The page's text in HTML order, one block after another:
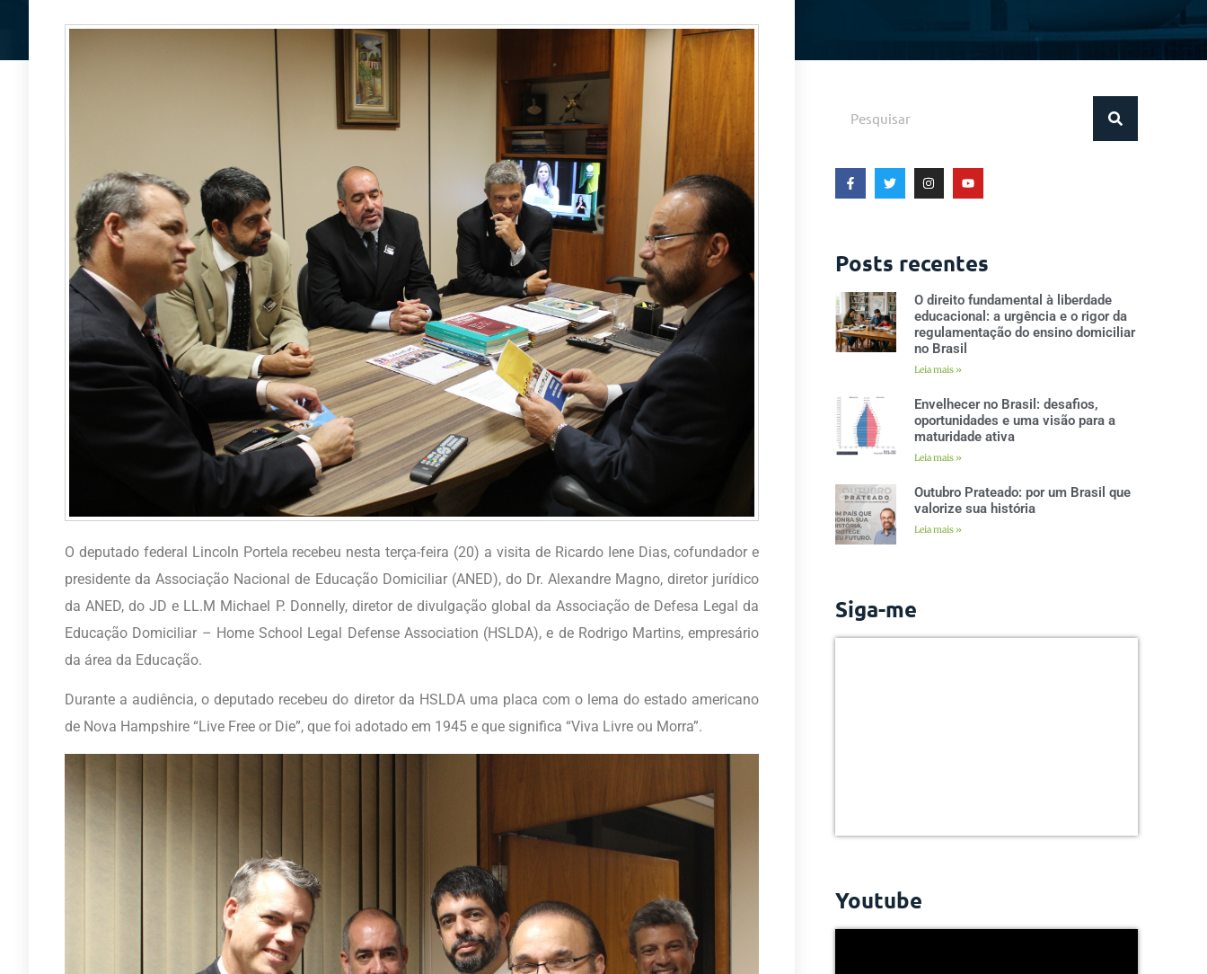
O deputado federal Lincoln Portela recebeu nesta terça-feira (20) a visita de Ricardo Iene Dias, cofundador e
presidente da Associação Nacional de Educação Domiciliar (ANED), do Dr. Alexandre Magno, diretor jurídico
da ANED, do JD e LL.M Michael P. Donnelly, diretor de divulgação global da Associação de Defesa Legal da
Educação Domiciliar – Home School Legal Defense Association (HSLDA), e de Rodrigo Martins, empresário
da área da Educação.
Durante a audiência, o deputado recebeu do diretor da HSLDA uma placa com o lema do estado americano
de Nova Hampshire “Live Free or Die”, que foi adotado em 1945 e que significa “Viva Livre ou Morra”.
Posts recentes
O direito fundamental à liberdade
educacional: a urgência e o rigor da
regulamentação do ensino domiciliar
no Brasil
Leia mais »
Envelhecer no Brasil: desafios,
oportunidades e uma visão para a
maturidade ativa
Leia mais »
Outubro Prateado: por um Brasil que
valorize sua história
Leia mais »
Siga-me
Youtube